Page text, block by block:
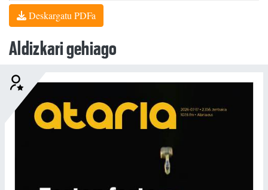
Deskargatu PDFa
Aldizkari gehiago